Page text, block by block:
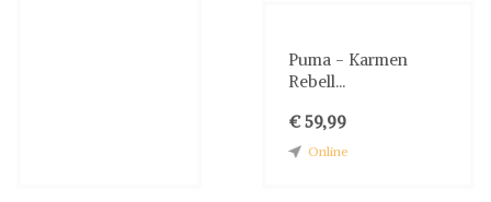
Puma - Karmen
Rebell...
€ 59,99
Online